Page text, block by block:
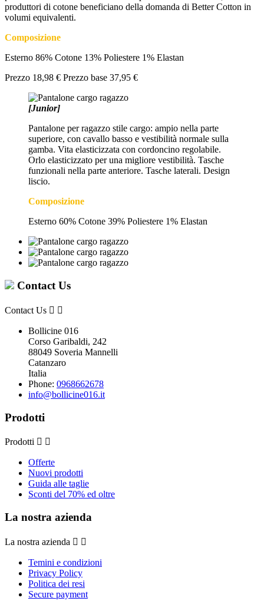
produttori di cotone beneficiano della domanda di Better Cotton in
volumi equivalenti.
Composizione
Esterno 86% Cotone 13% Poliestere 1% Elastan
Prezzo 18,98 € Prezzo base 37,95 €
[Junior]
Pantalone per ragazzo stile cargo: ampio nella parte
superiore, con cavallo basso e vestibilità normale sulla
gamba. Vita elasticizzata con cordoncino regolabile.
Orlo elasticizzato per una migliore vestibilità. Tasche
funzionali nella parte anteriore. Tasche laterali. Design
liscio.
Composizione
Esterno 60% Cotone 39% Poliestere 1% Elastan
Contact Us
Contact Us  
Bollicine 016
Corso Garibaldi, 242
88049 Soveria Mannelli
Catanzaro
Italia
Phone: 0968662678
info@bollicine016.it
Prodotti
Prodotti  
Offerte
Nuovi prodotti
Guida alle taglie
Sconti del 70% ed oltre
La nostra azienda
La nostra azienda  
Temini e condizioni
Privacy Policy
Politica dei resi
Secure payment